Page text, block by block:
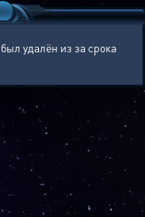
удалён из за срока